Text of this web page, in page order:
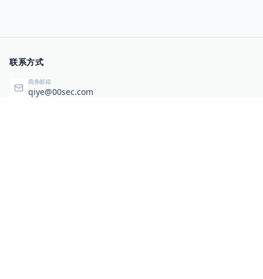
联系方式
商务邮箱
qiye@00sec.com